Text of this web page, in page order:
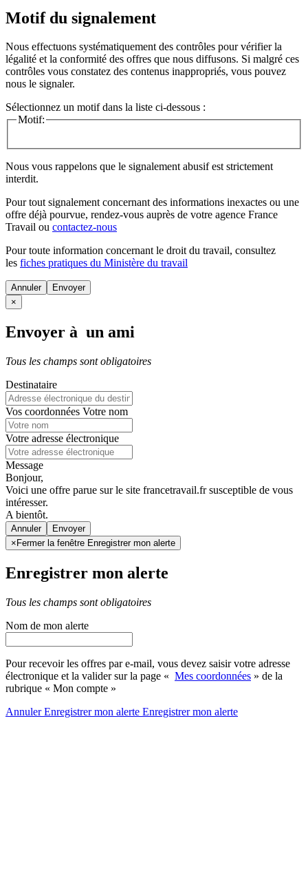
Motif du signalement
Nous effectuons systématiquement des contrôles pour vérifier la
légalité et la conformité des offres que nous diffusons. Si malgré ces
contrôles vous constatez des contenus inappropriés, vous pouvez
nous le signaler.
Sélectionnez un motif dans la liste ci-dessous :
Motif:
Nous vous rappelons que le signalement abusif est strictement
interdit.
Pour tout signalement concernant des informations inexactes ou une
offre déjà pourvue, rendez-vous auprès de votre agence France
Travail ou contactez-nous
Pour toute information concernant le droit du travail, consultez
les fiches pratiques du Ministère du travail
Annuler
×
Envoyer à un ami
Tous les champs sont obligatoires
Destinataire
Vos coordonnées Votre nom
Votre adresse électronique
Message
Bonjour,
Voici une offre parue sur le site francetravail.fr susceptible de vous
intéresser.
A bientôt.
Annuler
× Fermer la fenêtre Enregistrer mon alerte
Enregistrer mon alerte
Tous les champs sont obligatoires
Nom de mon alerte
Pour recevoir les offres par e-mail, vous devez saisir votre adresse
électronique et la valider sur la page « Mes coordonnées » de la
rubrique « Mon compte »
AnnulerEnregistrer mon alerte Enregistrermon alerte